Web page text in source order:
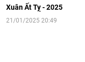
16:58|10/06/2026
Xuân Ất Tỵ - 2025
21/01/2025 20:49